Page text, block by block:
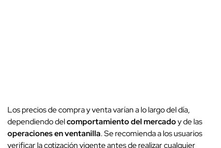
Los precios de compra y venta varían a lo largo del día,
dependiendo delcomportamiento del mercadoy de las
operaciones en ventanilla. Se recomienda a los usuarios
verificar la cotización vigente antes de realizar cualquier